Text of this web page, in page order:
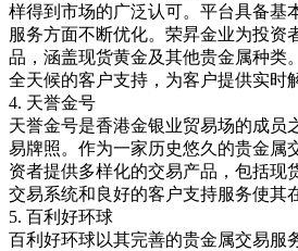
样得到市场的广泛认可。平台具备基
服务方面不断优化。荣昇金业为投资
品，涵盖现货黄金及其他贵金属种类
全天候的客户支持，为客户提供实时
4. 天誉金号
天誉金号是香港金银业贸易场的成员
易牌照。作为一家历史悠久的贵金属
资者提供多样化的交易产品，包括现
交易系统和良好的客户支持服务使其
5. 百利好环球
百利好环球以其完善的贵金属交易服